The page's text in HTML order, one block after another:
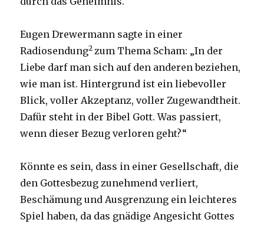
Eugen Drewermann sagte in einer
Radiosendung2 zum Thema Scham: „In der
Liebe darf man sich auf den anderen beziehen,
wie man ist. Hintergrund ist ein liebevoller
Blick, voller Akzeptanz, voller Zugewandtheit.
Dafür steht in der Bibel Gott. Was passiert,
wenn dieser Bezug verloren geht?“
Könnte es sein, dass in einer Gesellschaft, die
den Gottesbezug zunehmend verliert,
Beschämung und Ausgrenzung ein leichteres
Spiel haben, da das gnädige Angesicht Gottes